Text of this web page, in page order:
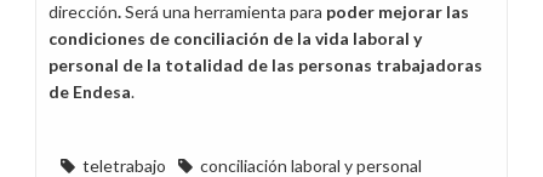
dirección.Será una herramienta para poder mejorar las
condiciones de conciliación de la vida laboral y
personal de la totalidad de las personas trabajadoras
de Endesa.
teletrabajo
conciliación laboral y personal